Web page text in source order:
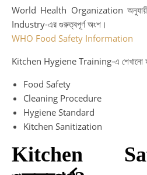
World Health Organization
Industry-এর গুরুত্বপূর্ণ অংশ।
WHO Food Safety Information
Kitchen Hygiene Training-এ শেখানো
Food Safety
Cleaning Procedure
Hygiene Standard
Kitchen Sanitization
Kitchen